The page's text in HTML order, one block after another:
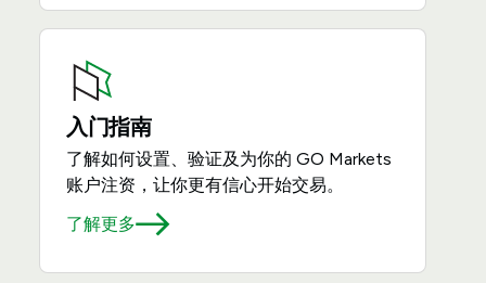
入门指南
了解如何设置、验证及为你的 GO Markets
账户注资，让你更有信心开始交易。
了解更多